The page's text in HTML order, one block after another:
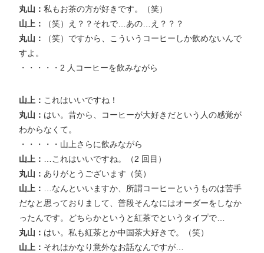
丸山： 私もお茶の方が好きです。（笑）
山上：
（笑）え？？それで…あの…え？？？
丸山：
（笑）ですから、こういうコーヒーしか飲めないんで
すよ。
・・・・・2 人コーヒーを飲みながら
山上： これはいいですね！
丸山： はい。昔から、コーヒーが大好きだという人の感覚が
わからなくて。
・・・・・山上さらに飲みながら
山上： …これはいいですね。（2 回目）
丸山： ありがとうございます（笑）
山上： …なんといいますか、所謂コーヒーというものは苦手
だなと思っておりまして、普段そんなにはオーダーをしなか
ったんです。どちらかというと紅茶でというタイプで…
丸山： はい。私も紅茶とか中国茶大好きで。（笑）
山上： それはかなり意外なお話なんですが…